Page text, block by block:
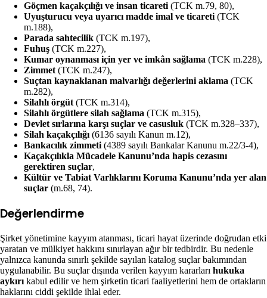
Göçmen kaçakçılığı ve insan ticareti (TCK m.79, 80),
Uyuşturucu veya uyarıcı madde imal ve ticareti (TCK
m.188),
Parada sahtecilik (TCK m.197),
Fuhuş (TCK m.227),
Kumar oynanması için yer ve imkân sağlama (TCK m.228),
Zimmet (TCK m.247),
Suçtan kaynaklanan malvarlığı değerlerini aklama (TCK
m.282),
Silahlı örgüt (TCK m.314),
Silahlı örgütlere silah sağlama (TCK m.315),
Devlet sırlarına karşı suçlar ve casusluk (TCK m.328–337),
Silah kaçakçılığı (6136 sayılı Kanun m.12),
Bankacılık zimmeti (4389 sayılı Bankalar Kanunu m.22/3-4),
Kaçakçılıkla Mücadele Kanunu’nda hapis cezasını
gerektiren suçlar,
Kültür ve Tabiat Varlıklarını Koruma Kanunu’nda yer alan
suçlar (m.68, 74).
Değerlendirme
Şirket yönetimine kayyım atanması, ticari hayat üzerinde doğrudan etki
yaratan ve mülkiyet hakkını sınırlayan ağır bir tedbirdir. Bu nedenle
yalnızca kanunda sınırlı şekilde sayılan katalog suçlar bakımından
uygulanabilir. Bu suçlar dışında verilen kayyım kararları hukuka
aykırıkabul edilir ve hem şirketin ticari faaliyetlerini hem de ortakların
haklarını ciddi şekilde ihlal eder.